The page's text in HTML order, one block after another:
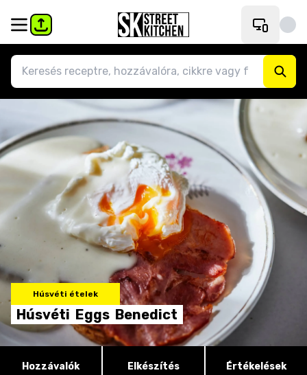
Húsvéti ételek
Húsvéti Eggs Benedict
Hozzávalók Elkészítés Értékelések